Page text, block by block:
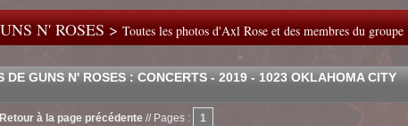
N' ROSES > Toutes les photos d'Axl Rose et des membres du groupe
DE GUNS N' ROSES : CONCERTS - 2019 - 1023 OKLAHOMA CITY
Retour à la page précédente // Pages : 1